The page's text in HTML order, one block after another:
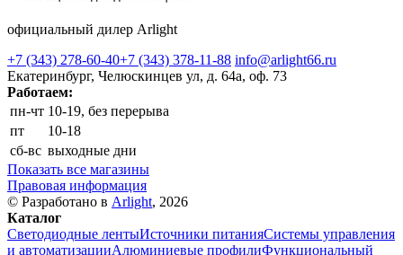
официальный дилер Arlight
+7 (343) 278-60-40+7 (343) 378-11-88 info@arlight66.ru
Екатеринбург, Челюскинцев ул, д. 64а, оф. 73
Работаем:
пн-чт 10-19, без перерыва
пт
10-18
сб-вс выходные дни
Показать все магазины
Правовая информация
© Разработано в Arlight, 2026
Каталог
Светодиодные лентыИсточники питанияСистемы управления
и автоматизацииАлюминиевые профилиФункциональный